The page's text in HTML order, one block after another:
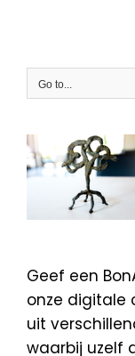
Go to...
Geef een
onze digitale
uit
waarbij uzelf